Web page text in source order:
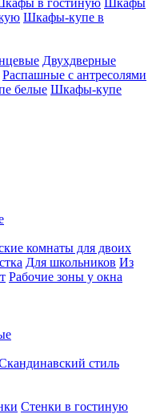
в гостиную Шкафы
Шкафы-купе в
Двухдверные
Распашные с антресолями
белые Шкафы-купе
комнаты для двоих
Для школьников Из
Рабочие зоны у окна
стиль
Стенки в гостиную